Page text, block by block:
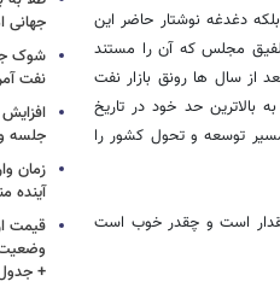
دغدغه نوشتار حاضر این
مجلس که آن را مستند
از سال ها رونق بازار نفت
بالاترین حد خود در تاریخ
نظامی بانکی در مسیر توسعه و تحول کشور را
بیش از این مقدار است و چقدر خوب است
جهانی امروز ۱۶
شوک
نفت
جلسه
زمان
آینده
قیمت
+